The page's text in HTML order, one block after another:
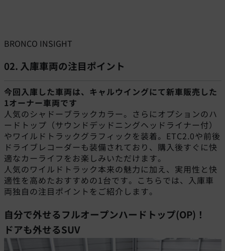
BRONCO INSIGHT
02. 入庫車両の注目ポイント
今回入庫した車両は、キャルウイングにて新車販売した
1オーナー車両です
人気のシャドーブラックカラー。さらにオプションのハ
ードトップ（サウンドデッドニングヘッドライナー付）
やワイルドトラックグラフィックを装着。ETC2.0や前後
ドライブレコーダーも装備されており、購入後すぐに快
適なカーライフをお楽しみいただけます。
人気のワイルドトラック本来の魅力に加え、実用性と快
適性を高めたおすすめの1台です。こちらでは、入庫車
両独自の注目ポイントをご紹介します。
自分で外せるフルオープンハードトップ(OP) ！
ドアも外せるSUV